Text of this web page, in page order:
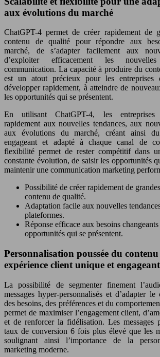
aux évolutions du marché
ChatGPT-4 permet de créer rapidement de
contenu de qualité pour répondre aux
marché, de s’adapter facilement aux
d’exploiter efficacement les
communication. La capacité à produire du
est un atout précieux pour les entreprises
développer rapidement, à atteindre de
les opportunités qui se présentent.
En utilisant ChatGPT-4, les entreprises
rapidement aux nouvelles tendances, aux
aux évolutions du marché, créant ainsi
engageant et adapté à chaque canal de
flexibilité permet de rester compétitif dans
constante évolution, de saisir les opportunités
maintenir une communication marketing
Possibilité de créer rapidement de
contenu de qualité.
Adaptation facile aux nouvelles
plateformes.
Réponse efficace aux besoins
opportunités qui se présentent.
Personnalisation poussée du
expérience client unique et
La possibilité de segmenter finement
messages hyper-personnalisés et d’adapter
des besoins, des préférences et du
permet de maximiser l’engagement client,
et de renforcer la fidélisation. Les messages
taux de conversion 6 fois plus élevé que les
soulignant ainsi l’importance de la
marketing moderne.